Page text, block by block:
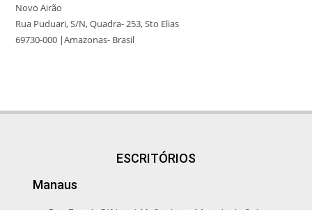
Novo Airão
Rua Puduari, S/N, Quadra- 253, Sto Elias
69730-000 |Amazonas- Brasil
ESCRITÓRIOS
Manaus